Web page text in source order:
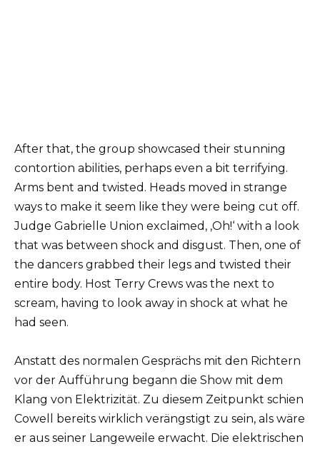
After that, the group showcased their stunning
contortion abilities, perhaps even a bit terrifying.
Arms bent and twisted. Heads moved in strange
ways to make it seem like they were being cut off.
Judge Gabrielle Union exclaimed, ‚Oh!‘ with a look
that was between shock and disgust. Then, one of
the dancers grabbed their legs and twisted their
entire body. Host Terry Crews was the next to
scream, having to look away in shock at what he
had seen.
Anstatt des normalen Gesprächs mit den Richtern
vor der Aufführung begann die Show mit dem
Klang von Elektrizität. Zu diesem Zeitpunkt schien
Cowell bereits wirklich verängstigt zu sein, als wäre
er aus seiner Langeweile erwacht. Die elektrischen